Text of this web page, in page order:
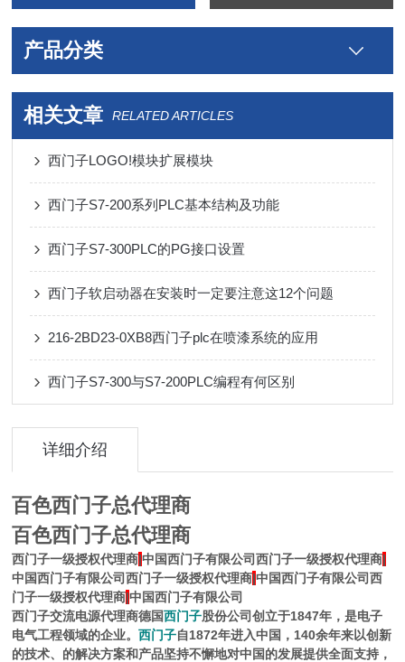
产品分类
相关文章 RELATED ARTICLES
西门子LOGO!模块扩展模块
西门子S7-200系列PLC基本结构及功能
西门子S7-300PLC的PG接口设置
西门子软启动器在安装时一定要注意这12个问题
216-2BD23-0XB8西门子plc在喷漆系统的应用
西门子S7-300与S7-200PLC编程有何区别
详细介绍
百色西门子总代理商
百色西门子总代理商
西门子一级授权代理商|中国西门子有限公司西门子一级授权代理商|
中国西门子有限公司西门子一级授权代理商|中国西门子有限公司西
门子一级授权代理商|中国西门子有限公司
西门子交流电源代理商德国西门子股份公司创立于1847年，是电子
电气工程领域的企业。西门子自1872年进入中国，140余年来以创新
的技术、的解决方案和产品坚持不懈地对中国的发展提供全面支持，